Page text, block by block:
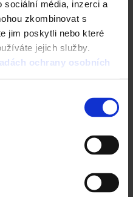
média, inzerci a
zkombinovat s
jim poskytli nebo které
jejich služby.
ochrany osobních